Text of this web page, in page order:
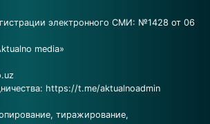
электронного СМИ: №1428 от 06
media»
https://t.me/aktualnoadmin
тиражирование,